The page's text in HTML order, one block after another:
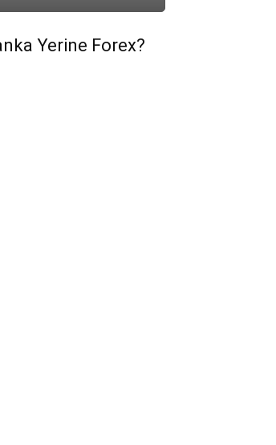
Yerine Forex?